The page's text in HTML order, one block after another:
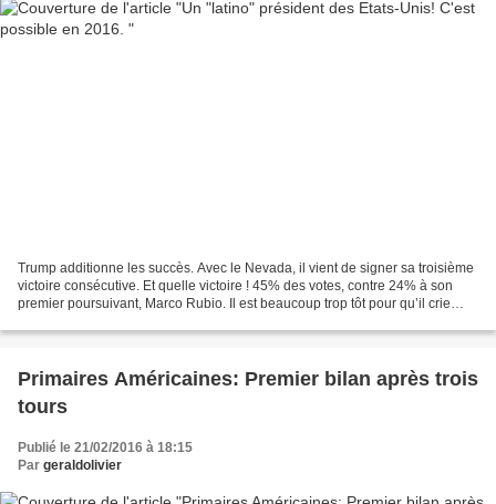
Trump additionne les succès. Avec le Nevada, il vient de signer sa troisième
victoire consécutive. Et quelle victoire ! 45% des votes, contre 24% à son
premier poursuivant, Marco Rubio. Il est beaucoup trop tôt pour qu’il crie
Primaires Américaines: Premier bilan après trois
tours
Publié le 21/02/2016 à 18:15
Par geraldolivier